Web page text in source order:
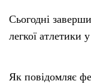
Сьогодні
легкої атлетики
Як повідомляє